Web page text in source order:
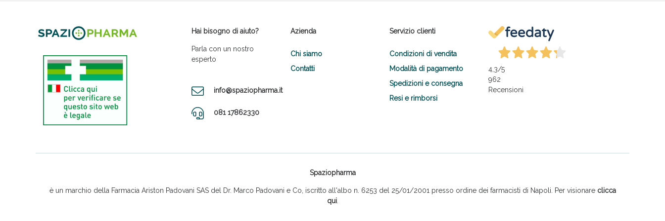
Hai bisogno di aiuto?
Parla con un nostro
esperto
info@spaziopharma.it
081 17862330
Azienda
Chi siamo
Contatti
Servizio clienti
Condizioni di vendita
Modalità di pagamento
Spedizioni e consegna
Resi e rimborsi
4,3/5
962
Recensioni
Spaziopharma
è un marchio della Farmacia Ariston Padovani SAS del Dr. Marco Padovani e Co, iscritto all'albo n. 6253 del 25/01/2001 presso ordine dei farmacisti di Napoli. Per visionare clicca
qui.
Scopri le offerte di Oggi